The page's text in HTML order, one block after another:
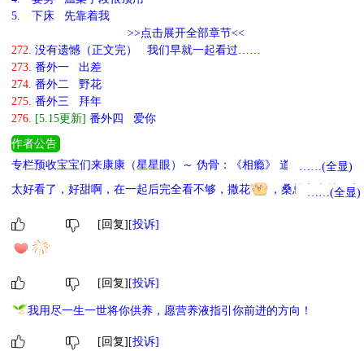
5.
下床 先靠着我
>>点击展开全部章节<<
272. 没有遗憾（正文完） 我们早就一起看过……
273. 番外一 出差
274. 番外二 野花
275. 番外三 拜年
276. [5.15更新] 番外四 爱你
作者公告
专栏预收宝宝们来康康（星星眼）～ 伪骨：《相瘾》 道德洁癖型弱
姐 X 双面伪善冷情年下 开篇即重逢，冷情年下只对姐上瘾，有的是
玩弄姐姐的手段！ 求感兴趣的宝宝点个收藏呀啵啵。
……(全显)
太好看了，好甜啊，在一起后完全看不够，撒花
，桑总和小关一定
……(全显)
[回复] [投诉]
[回复] [投诉]
我用尽一生一世将你供养，愿营养液指引你前进的方向！
[回复] [投诉]